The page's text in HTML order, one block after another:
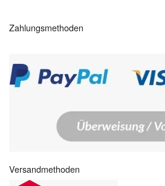
Zahlungsmethoden
Versandmethoden